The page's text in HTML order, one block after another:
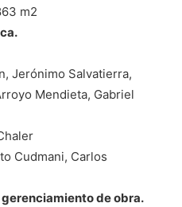
m2
Jerónimo Salvatierra,
Mendieta, Gabriel
Cudmani, Carlos
de obra.